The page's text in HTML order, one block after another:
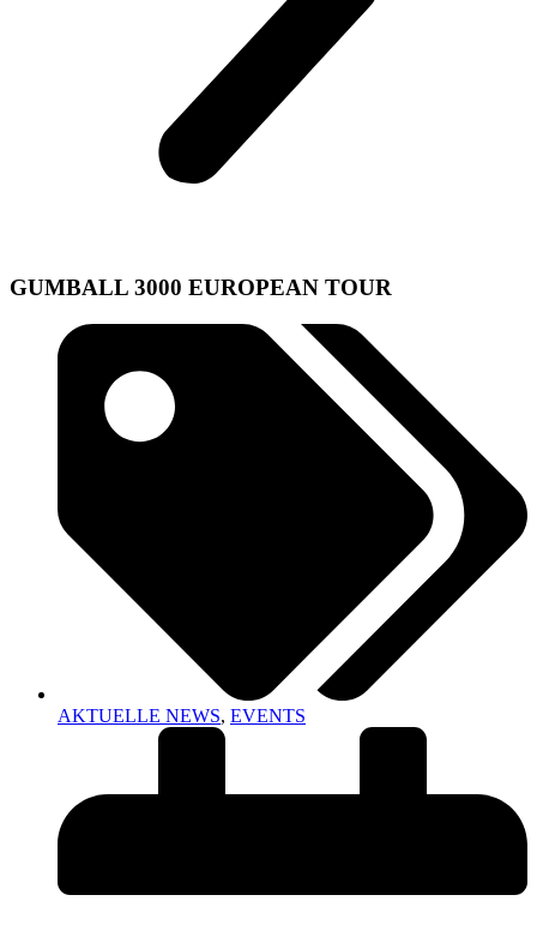
GUMBALL 3000 EUROPEAN TOUR
AKTUELLE NEWS, EVENTS